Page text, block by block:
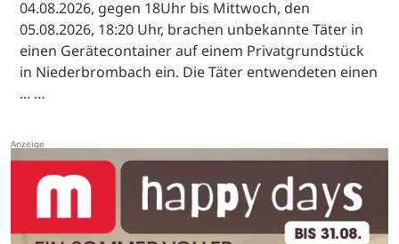
04.08.2026, gegen 18Uhr bis Mittwoch, den
05.08.2026, 18:20 Uhr, brachen unbekannte Täter in
einen Gerätecontainer auf einem Privatgrundstück
in Niederbrombach ein. Die Täter entwendeten einen
... …